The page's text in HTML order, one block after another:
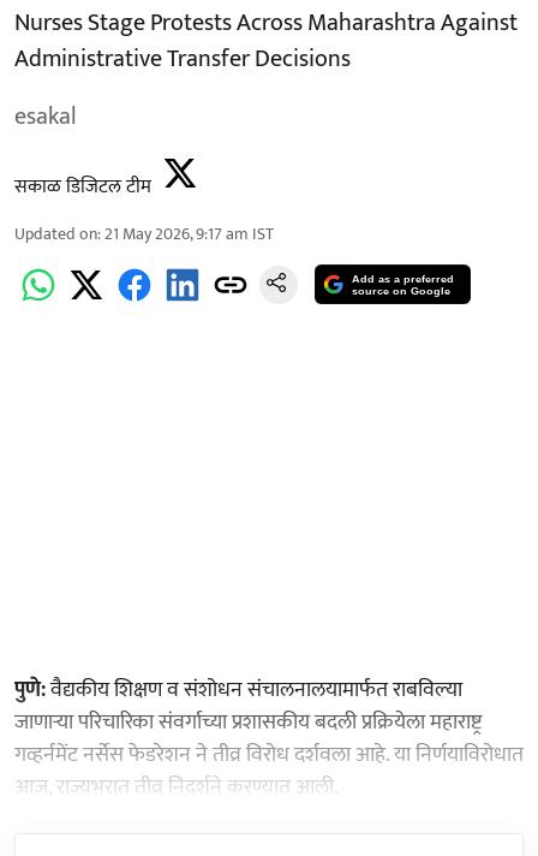
Nurses Stage Protests Across Maharashtra Against
Administrative Transfer Decisions
esakal
सकाळ डिजिटल टीम
Updated on:21 May 2026, 9:17 am IST
Add as a preferred
source on Google
पुणे:वैद्यकीय शिक्षण व संशोधन संचालनालयामार्फत राबविल्या
जाणाऱ्या परिचारिका संवर्गाच्या प्रशासकीय बदली प्रक्रियेला महाराष्ट्र
गव्हर्नमेंट नर्सेस फेडरेशन ने तीव्र विरोध दर्शवला आहे. या निर्णयाविरोधात
आज, राज्यभरात तीव्र निदर्शने करण्यात आली.